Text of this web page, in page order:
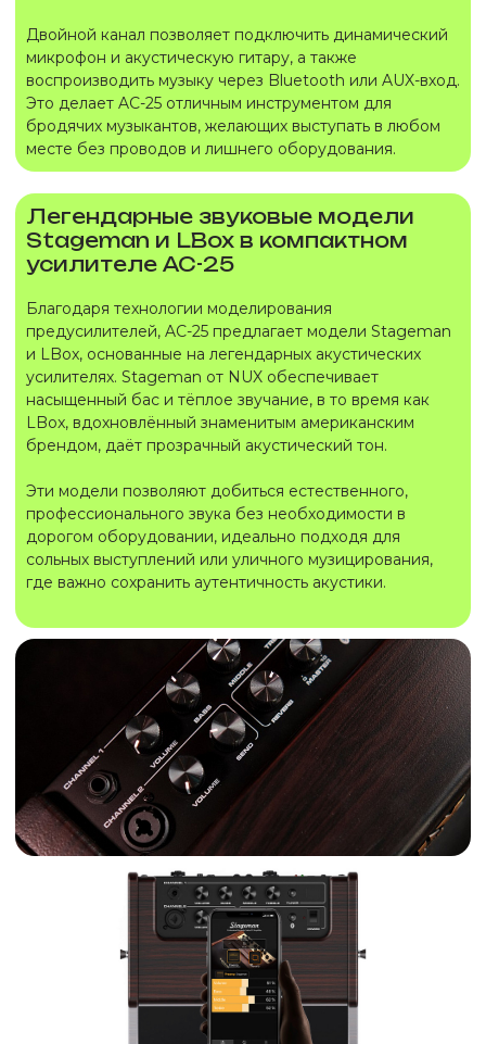
Двойной канал позволяет подключить динамический
микрофон и акустическую гитару, а также
воспроизводить музыку через Bluetooth или AUX-вход.
Это делает AC-25 отличным инструментом для
бродячих музыкантов, желающих выступать в любом
месте без проводов и лишнего оборудования.
Легендарные звуковые модели
Stageman и LBox в компактном
усилителе AC-25
Благодаря технологии моделирования
предусилителей, AC-25 предлагает модели Stageman
и LBox, основанные на легендарных акустических
усилителях. Stageman от NUX обеспечивает
насыщенный бас и тёплое звучание, в то время как
LBox, вдохновлённый знаменитым американским
брендом, даёт прозрачный акустический тон.
Эти модели позволяют добиться естественного,
профессионального звука без необходимости в
дорогом оборудовании, идеально подходя для
сольных выступлений или уличного музицирования,
где важно сохранить аутентичность акустики.